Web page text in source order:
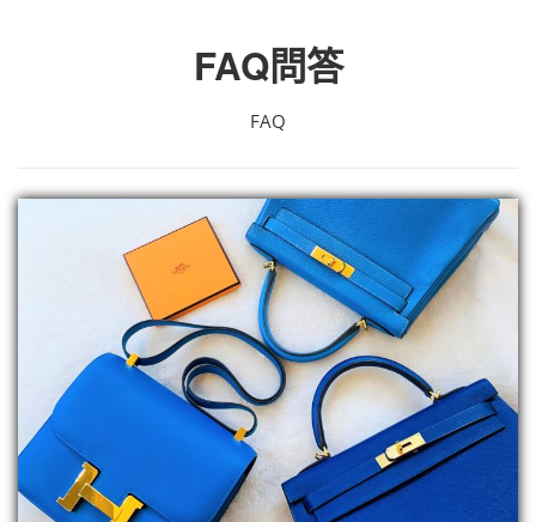
FAQ問答
FAQ
詳閱內容